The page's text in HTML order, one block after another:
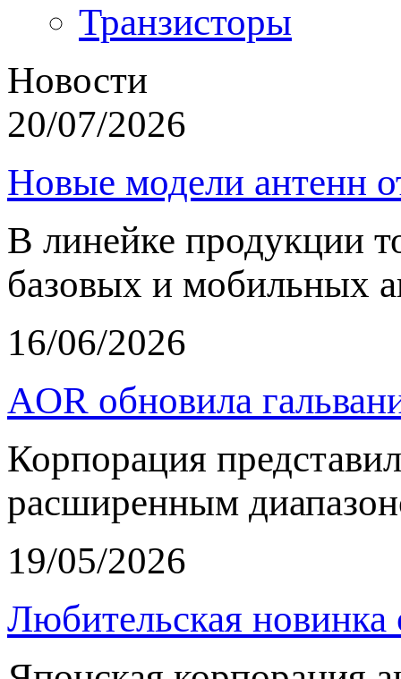
Транзисторы
Новости
20/07/2026
Новые модели антенн
В линейке продукции
базовых и мобильных
16/06/2026
AOR обновила
Корпорация
расширенным
19/05/2026
Любительская новинка